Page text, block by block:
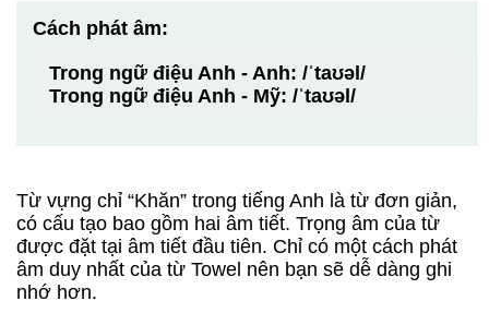
Cách phát âm:
Trong ngữ điệu Anh - Anh: /ˈtaʊəl/
Trong ngữ điệu Anh - Mỹ: /ˈtaʊəl/
Từ vựng chỉ “Khăn” trong tiếng Anh là từ đơn giản,
có cấu tạo bao gồm hai âm tiết. Trọng âm của từ
được đặt tại âm tiết đầu tiên. Chỉ có một cách phát
âm duy nhất của từ Towel nên bạn sẽ dễ dàng ghi
nhớ hơn.